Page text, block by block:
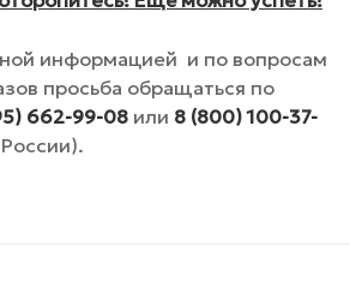
информацией и по вопросам
просьба обращаться по
662-99-08 или 8 (800) 100-37-